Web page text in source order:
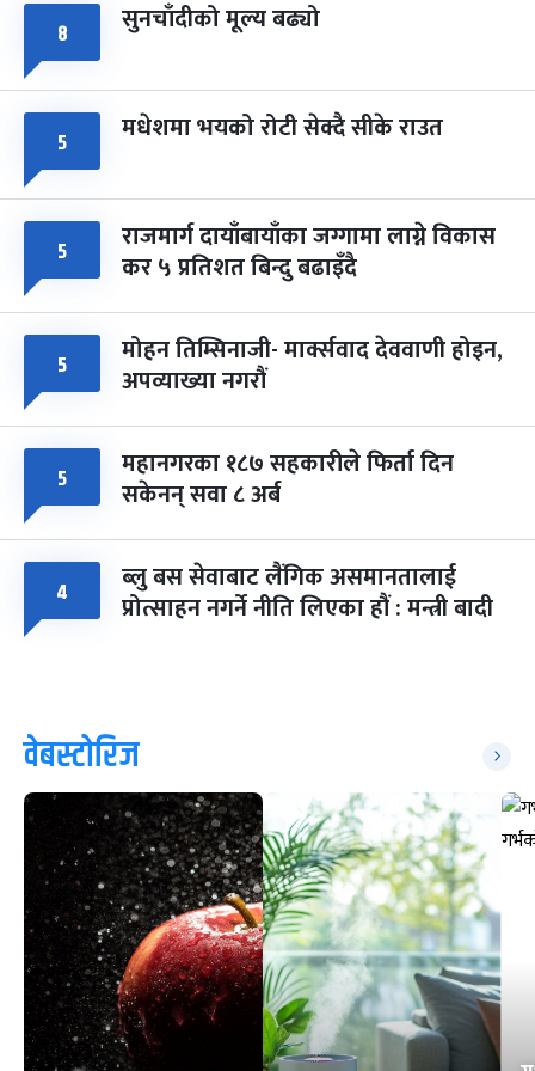
८ सुनचाँदीको मूल्य बढ्यो
५ मधेशमा भयको रोटी सेक्दै सीके राउत
५ राजमार्ग दायाँबायाँका जग्गामा लाग्ने विकास
कर ५ प्रतिशत बिन्दु बढाइँदै
५ मोहन तिम्सिनाजी- मार्क्सवाद देववाणी होइन,
अपव्याख्या नगरौं
५ महानगरका १८७ सहकारीले फिर्ता दिन
सकेनन् सवा ८ अर्ब
४ ब्लु बस सेवाबाट लैंगिक असमानतालाई
प्रोत्साहन नगर्ने नीति लिएका हौं : मन्त्री बादी
वेबस्टोरिज